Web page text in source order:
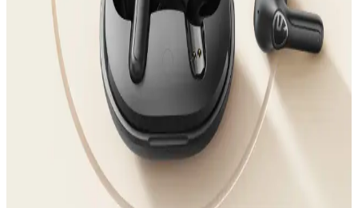
Razer Bluetooth kablosuz kulaklıklar yüksek ses kalitesi ve
kişiselleştirme imkanları sunar, ancak yazılım sorunlarına dikkat
edilmelidir. Çoklu platform desteği ve güncellemeler önemli.
AirPods Pro 2 ve Alternatif Kablosuz Kulaklık
Seçenekleri İncelemesi
Kablosuz kulaklık teknolojisi hızla gelişiyor. AirPods Pro 2 öne
çıkarken, Sony ve Samsung gibi markaların modelleri de aktif
gürültü engelleme ve dayanıklılık sunuyor.
Soundcore Kablosuz Kulaklıklar: Bluetooth
Bağlantısı, Dayanıklılık ve Yüksek Ses Kalitesi